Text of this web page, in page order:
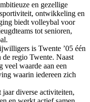
en gezellige
ontwikkeling en
biedt volleybal voor
tot senioren,
is Twente ’05 één
regio Twente. Naast
veel waarde aan een
waarin iedereen zich
diverse activiteiten,